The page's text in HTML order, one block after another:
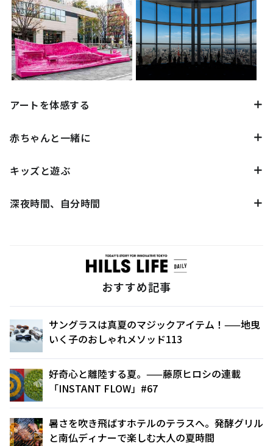
アートを体感する
赤ちゃんと一緒に
キッズと遊ぶ
深夜時間、自分時間
おすすめ記事
サングラスは真夏のマジックアイテム！——地曳
いく子のおしゃれメソッド113
好奇心と離陸する夏。——藤原ヒロシの連載
「INSTANT FLOW」#67
暑さを吹き飛ばすホテルのテラスへ。発酵グリル
と南仏ディナーで楽しむ大人の夏時間